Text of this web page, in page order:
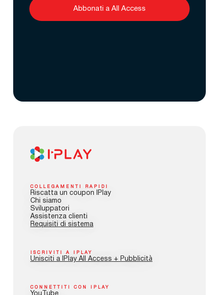
Abbonati a All Access
COLLEGAMENTI RAPIDI
Riscatta un coupon IPlay
Chi siamo
Sviluppatori
Assistenza clienti
Requisiti di sistema
ISCRIVITI A IPLAY
Unisciti a IPlay All Access + Pubblicità
CONNETTITI CON IPLAY